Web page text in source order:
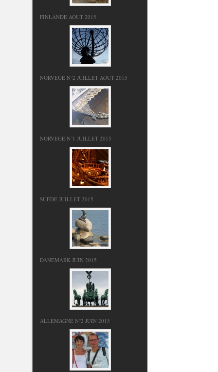
FINLANDE AOUT 2015
NORVEGE N°2 JUILLET AOUT 2015
NORVEGE N°1 JUILLET 2015
SUEDE JUILLET 2015
DANEMARK JUIN 2015
ALLEMAGNE N°2 JUIN 2015